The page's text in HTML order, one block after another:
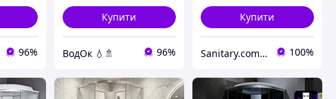
96%
Купити
ВодОк 💧🚿 96%
Купити
Sanitary.com.ua 100%